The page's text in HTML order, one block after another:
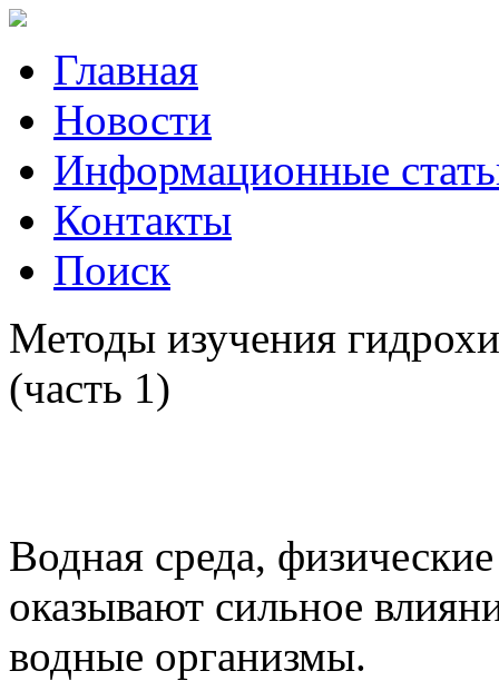
Главная
Новости
Информационные
Контакты
Поиск
Методы изучения
(часть 1)
Водная среда,
оказывают сильное
водные организмы.